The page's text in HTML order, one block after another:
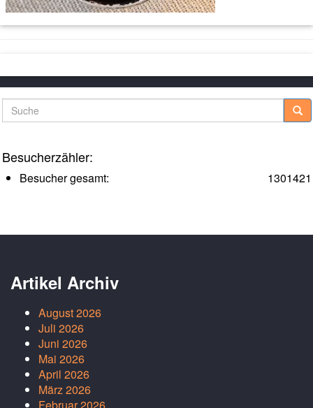
Suche
Besucherzähler:
1301421
Besucher gesamt:
Artikel Archiv
August 2026
Juli 2026
Juni 2026
Mai 2026
April 2026
März 2026